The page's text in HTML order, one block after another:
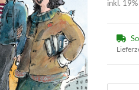
inkl. 19%